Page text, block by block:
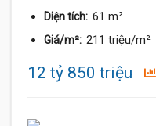
Diện tích: 61 m²
Giá/m²: 211 triệu/m²
12 tỷ 850 triệu